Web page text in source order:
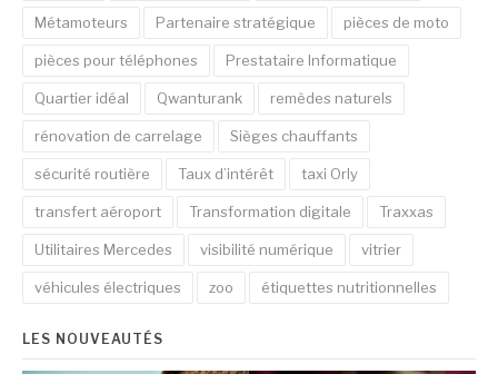
Métamoteurs Partenaire stratégique pièces de moto
pièces pour téléphones Prestataire Informatique
Quartier idéal Qwanturank remèdes naturels
rénovation de carrelage Sièges chauffants
sécurité routière Taux d’intérêt taxi Orly
transfert aéroport Transformation digitale Traxxas
Utilitaires Mercedes visibilité numérique vitrier
véhicules électriques zoo étiquettes nutritionnelles
LES NOUVEAUTÉS